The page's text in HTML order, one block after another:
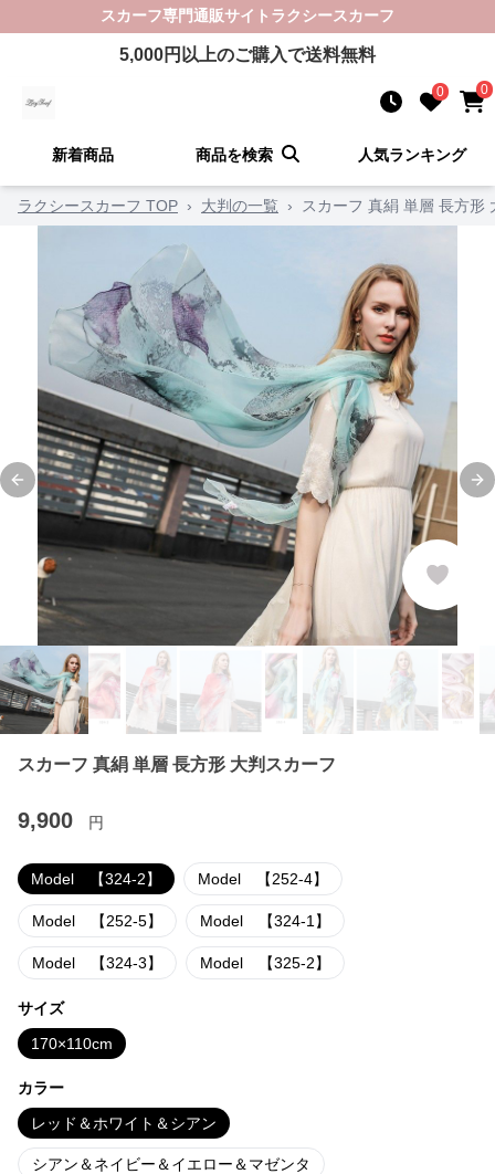
スカーフ専門通販サイト ラクシースカーフ
5,000円以上のご購入で送料無料
0 0
新着商品 商品を検索 人気ランキング
ラクシースカーフ TOP › 大判の一覧 › スカーフ 真絹 単層 長方形
Previous slide
スカーフ 真絹 単層 長方形 大判スカーフ
9,900 円
Model 【324-2】 Model 【252-4】
Model 【252-5】 Model 【324-1】
Model 【324-3】 Model 【325-2】
サイズ
170×110cm
カラー
レッド＆ホワイト＆シアン
シアン＆ネイビー＆イエロー＆マゼンタ